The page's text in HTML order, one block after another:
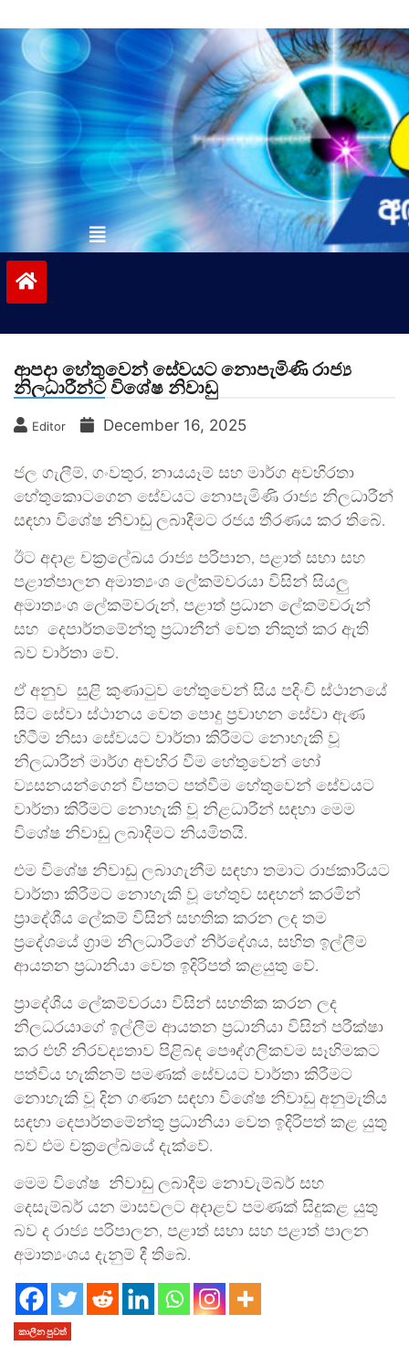
to
contentvinivida.lk
ආපදා හේතුවෙන් සේවයට නොපැමිණි රාජ්‍ය
නිලධාරීන්ට විශේෂ නිවාඩු
Editor December 16, 2025
ජල ගැලීම්, ගංවතුර, නායයෑම් සහ මාර්ග අවහිරතා
හේතුකොටගෙන සේවයට නොපැමිණි රාජ්‍ය නිලධාරීන්
සඳහා විශේෂ නිවාඩු ලබාදීමට රජය තීරණය කර තිබේ.
ඊට අදාළ චක්‍රලේඛය රාජ්‍ය පරිපාන, පළාත් සභා සහ
පළාත්පාලන අමාත්‍යංශ ලේකම්වරයා විසින් සියලු
අමාත්‍යංශ ලේකම්වරුන්, පළාත් ප්‍රධාන ලේකම්වරුන්
සහ දෙපාර්තමේන්තු ප්‍රධානීන් වෙත නිකුත් කර ඇති
බව වාර්තා වේ.
ඒ අනුව සුළි කුණාටුව හේතුවෙන් සිය පදිංචි ස්ථානයේ
සිට සේවා ස්ථානය වෙත පොදු ප්‍රවාහන සේවා ඇණ
හිටීම නිසා සේවයට වාර්තා කිරීමට නොහැකි වූ
නිලධාරීන් මාර්ග අවහිර වීම හේතුවෙන් හෝ
ව්‍යසනයන්ගෙන් විපතට පත්වීම හේතුවෙන් සේවයට
වාර්තා කිරීමට නොහැකි වූ නිළධාරීන් සඳහා මෙම
විශේෂ නිවාඩු ලබාදීමට නියමිතයි.
එම විශේෂ නිවාඩු ලබාගැනීම සඳහා තමාට රාජකාරියට
වාර්තා කිරීමට නොහැකි වූ හේතුව සඳහන් කරමින්
ප්‍රාදේශීය ලේකම් විසින් සහතික කරන ලද තම
ප්‍රදේශයේ ග්‍රාම නිලධාරීගේ නිර්දේශය, සහිත ඉල්ලීම
ආයතන ප්‍රධානියා වෙත ඉදිරිපත් කළයුතු වේ.
ප්‍රාදේශීය ලේකම්වරයා විසින් සහතික කරන ලද
නිලධරයාගේ ඉල්ලීම ආයතන ප්‍රධානියා විසින් පරීක්ෂා
කර එහි නිරවද්‍යතාව පිළිබඳ පෞද්ගලිකවම සෑහිමකට
පත්විය හැකිනම් පමණක් සේවයට වාර්තා කිරීමට
නොහැකි වූ දින ගණන සඳහා විශේෂ නිවාඩු අනුමැතිය
සඳහා දෙපාර්තමේන්තු ප්‍රධානියා වෙත ඉදිරිපත් කළ යුතු
බව එම චක්‍රලේඛයේ දැක්වේ.
මෙම විශේෂ නිවාඩු ලබාදීම නොවැම්බර් සහ
දෙසැම්බර් යන මාසවලට අදාළව පමණක් සිදුකළ යුතු
බව ද රාජ්‍ය පරිපාලන, පළාත් සභා සහ පළාත් පාලන
අමාත්‍යංශය දැනුම් දී තිබේ.
කාලීන පුවත්